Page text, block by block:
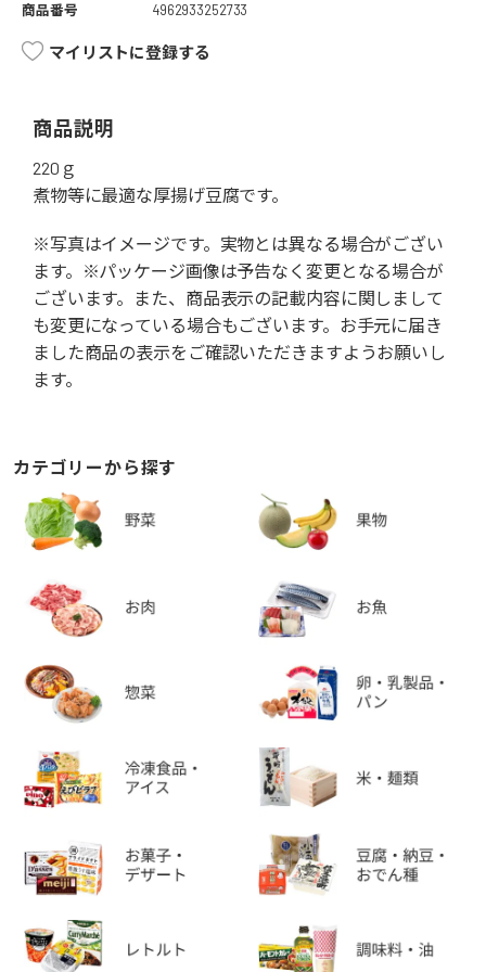
商品番号
4962933252733
マイリストに登録する
商品説明
220ｇ
煮物等に最適な厚揚げ豆腐です。
※写真はイメージです。実物とは異なる場合がござい
ます。※パッケージ画像は予告なく変更となる場合が
ございます。また、商品表示の記載内容に関しまして
も変更になっている場合もございます。お手元に届き
ました商品の表示をご確認いただきますようお願いし
ます。
カテゴリーから探す